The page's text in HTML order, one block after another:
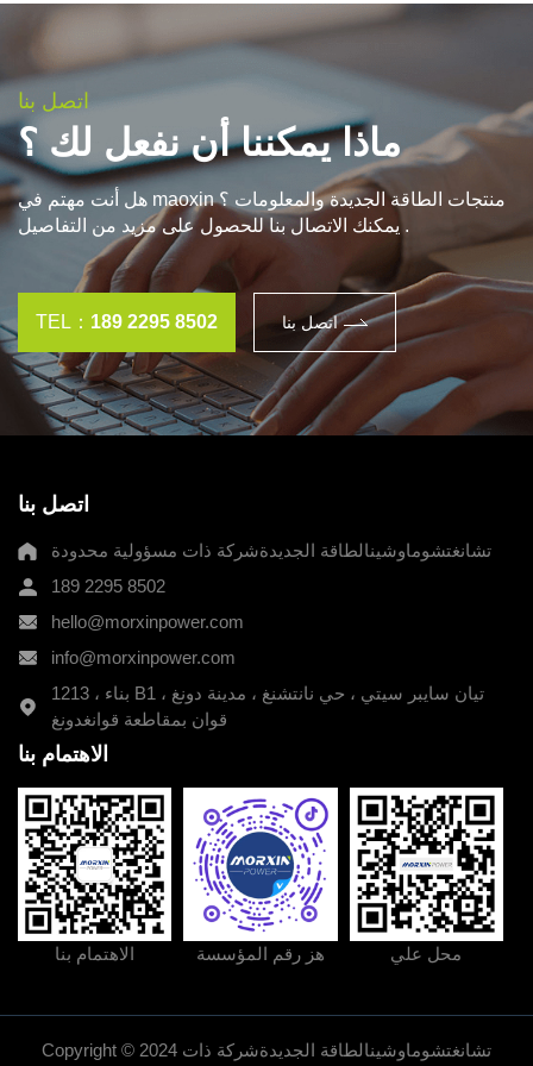
طريقة الاتصال: 189 2295 8502
عنوان الشركة:
1213 ، بناء B1 ، تيان سايبر سيتي ، حي نانتشنغ ، مدينة
دونغ قوان بمقاطعة قوانغدونغ
البريد الإلكتروني:
hello@morxinpower.com
البريد الإلكتروني:
info@morxinpower.com
اتصل بنا
ماذا يمكننا أن نفعل لك ؟
هل أنت مهتم في maoxin منتجات الطاقة الجديدة والمعلومات ؟
يمكنك الاتصال بنا للحصول على مزيد من التفاصيل .
TEL： 189 2295 8502 اتصل بنا
اتصل بنا
تشانغتشوماوشينالطاقة الجديدةشركة ذات مسؤولية محدودة
189 2295 8502
hello@morxinpower.com
info@morxinpower.com
1213 ، بناء B1 ، تيان سايبر سيتي ، حي نانتشنغ ، مدينة دونغ
قوان بمقاطعة قوانغدونغ
الاهتمام بنا
الاهتمام بنا هز رقم المؤسسة محل علي
Copyright © 2024 تشانغتشوماوشينالطاقة الجديدةشركة ذات